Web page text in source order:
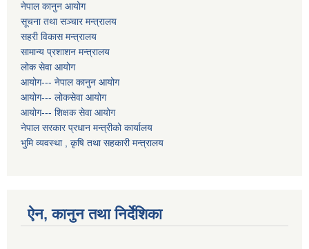
नेपाल कानुन आयोग
सूचना तथा सञ्चार मन्त्रालय
सहरी विकास मन्त्रालय
सामान्य प्रशाशन मन्त्रालय
लोक सेवा आयोग
आयोग--- नेपाल कानुन आयोग
आयोग--- लोकसेवा आयोग
आयोग--- शिक्षक सेवा आयोग
नेपाल सरकार प्रधान मन्त्रीको कार्यालय
भुमि व्यवस्था , कृषि तथा सहकारी मन्त्रालय
ऐन, कानुन तथा निर्देशिका